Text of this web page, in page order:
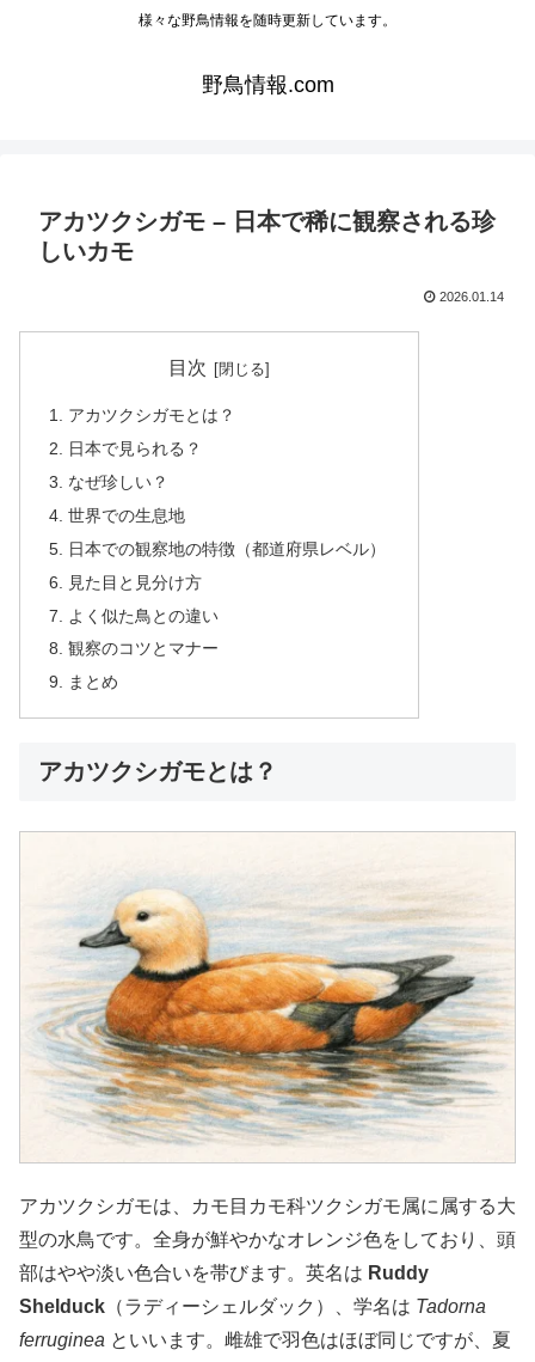
様々な野鳥情報を随時更新しています。
野鳥情報.com
アカツクシガモ – 日本で稀に観察される珍
しいカモ
2026.01.14
目次
アカツクシガモとは？
日本で見られる？
なぜ珍しい？
世界での生息地
日本での観察地の特徴（都道府県レベル）
見た目と見分け方
よく似た鳥との違い
観察のコツとマナー
まとめ
アカツクシガモとは？
アカツクシガモは、カモ目カモ科ツクシガモ属に属する大
型の水鳥です。全身が鮮やかなオレンジ色をしており、頭
部はやや淡い色合いを帯びます。英名は Ruddy
Shelduck （ラディーシェルダック）、学名は Tadorna
ferruginea といいます。雌雄で羽色はほぼ同じですが、夏